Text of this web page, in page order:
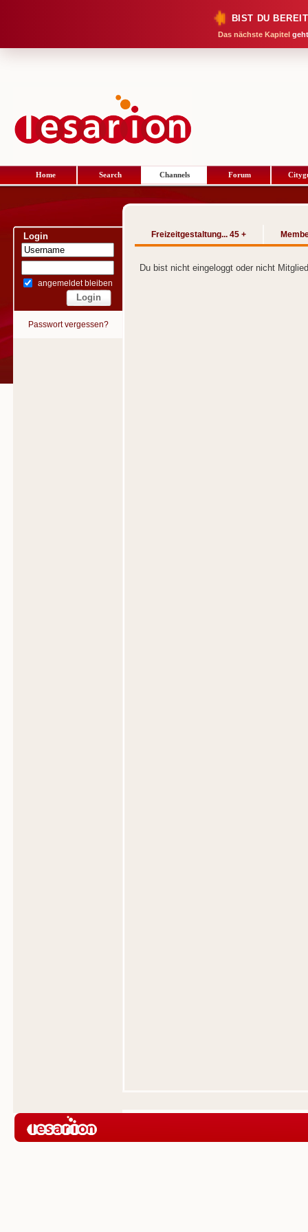
BIST DU
Das nächste Kapitel
Home Search Channels Forum
Login
angemeldet bleiben
Passwort vergessen?
Freizeitgestaltung... 45 +
Du bist nicht eingeloggt oder nicht